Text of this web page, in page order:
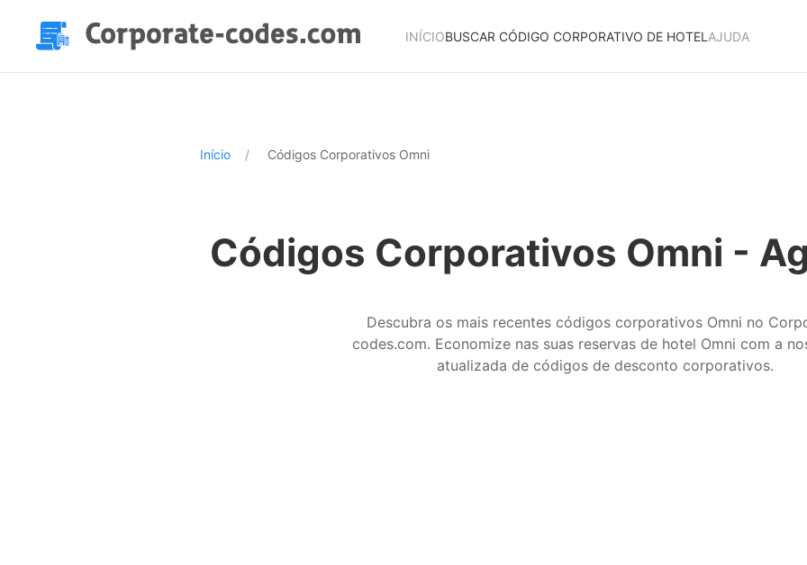
INÍCIOBUSCAR CÓDIGO CORPORATIVO DE HOTEL AJUDA
Início Códigos Corporativos Omni
Códigos Corporativos Omni -
Descubra os mais recentes códigos corporativos Omni no
codes.com. Economize nas suas reservas de hotel Omni com a
atualizada de códigos de desconto corporativos.